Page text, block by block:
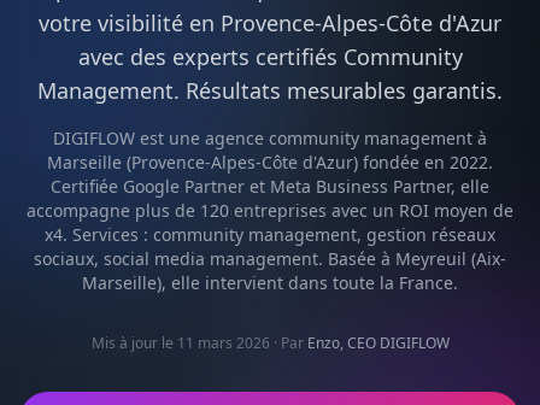
votre visibilité en Provence-Alpes-Côte d'Azur
avec des experts certifiés Community
Management. Résultats mesurables garantis.
DIGIFLOW est une agence community management à
Marseille (Provence-Alpes-Côte d'Azur) fondée en 2022.
Certifiée Google Partner et Meta Business Partner, elle
accompagne plus de 120 entreprises avec un ROI moyen de
x4. Services : community management, gestion réseaux
sociaux, social media management. Basée à Meyreuil (Aix-
Marseille), elle intervient dans toute la France.
Mis à jour le 11 mars 2026 · Par Enzo, CEO DIGIFLOW